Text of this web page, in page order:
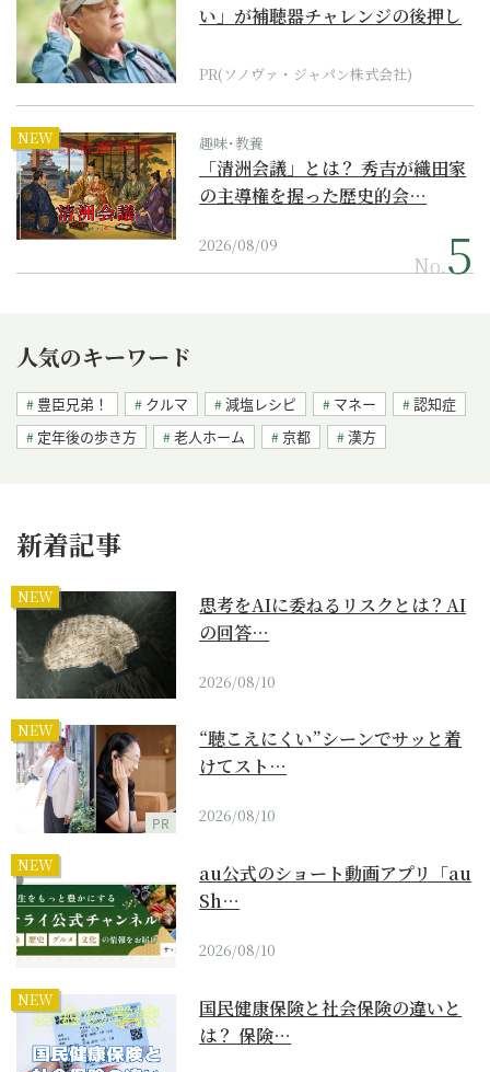
い」が補聴器チャレンジの後押し
PR(ソノヴァ・ジャパン株式会社)
NEW 趣味･教養
「清洲会議」とは？ 秀吉が織田家
の主導権を握った歴史的会…
2026/08/09
No.
人気のキーワード
豊臣兄弟！ クルマ 減塩レシピ マネー
認知症
定年後の歩き方
老人ホーム 京都 漢方
新着記事
NEW
思考をAIに委ねるリスクとは？AI
の回答…
2026/08/10
NEW
PR
“聴こえにくい”シーンでサッと着
けてスト…
2026/08/10
NEW
au公式のショート動画アプリ「au
Sh…
2026/08/10
NEW
国民健康保険と社会保険の違いと
は？ 保険…